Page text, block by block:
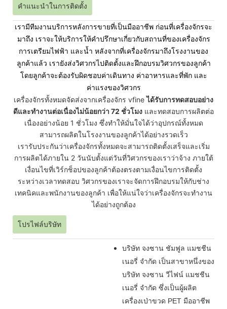
คำแนะนำในการติดตั้ง
เรามีทีมงานบริการหลังการขายที่เป็นมืออาชีพ ก่อนที่เครื่องจักรจะ
มาถึง เราจะให้บริการให้คำปรึกษาเกี่ยวกับสถานที่ของเครื่องจักร
การเตรียมไฟฟ้า และน้ำ หลังจากที่เครื่องจักรมาถึงโรงงานของ
ลูกค้าแล้ว เรายังส่งวิศวกรไปติดตั้งและฝึกอบรมวิศวกรของลูกค้า
โดยลูกค้าจะต้องรับผิดชอบค่าเดินทาง ค่าอาหารและที่พัก และ
ค่าแรงของวิศวกร
เครื่องจักรทั้งหมดจัดส่งจากเครื่องจักร vfineได้รับการทดสอบอย่าง
ดีและทำงานต่อเนื่องไม่น้อยกว่า 72 ชั่วโมง และทดสอบการผลิตต่อ
เนื่องอย่างน้อย 1 ชั่วโมง ซึ่งทำให้มั่นใจได้ว่าอุปกรณ์ทั้งหมด
สามารถผลิตในโรงงานของลูกค้าได้อย่างรวดเร็ว
เรารับประกันว่าเครื่องจักรทั้งหมดจะสามารถติดตั้งเสร็จและเริ่ม
การผลิตได้ภายใน 2 วันนับตั้งแต่วันที่วิศวกรของเราว่าจ้าง ภายใต้
เงื่อนไขที่เวิร์กช็อปของลูกค้าต้องตรงตามเงื่อนไขการติดตั้ง
ระหว่างเวลาทดสอบ วิศวกรของเราจะจัดการฝึกอบรมให้กับช่าง
เทคนิคและพนักงานของลูกค้า เพื่อให้แน่ใจว่าเครื่องจักรจะทำงาน
ได้อย่างถูกต้อง
โปรไฟล์บริษัท
บริษัท จงซาน ชัมฟูล แมชชีน
เนอรี่ จำกัด เป็นสาขาหนึ่งของ
บริษัท จงซาน วีไฟน์ แมชชีน
เนอรี่ จำกัด ซึ่งเป็นผู้ผลิต
เครื่องเป่าขวด PET มืออาชีพ